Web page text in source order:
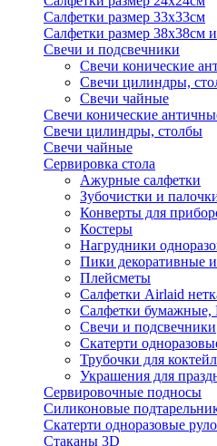
Салфетки размер 33х33см
Салфетки размер 38х38см
Свечи и подсвечники
Свечи конические
Свечи цилиндры,
Свечи чайные
Свечи конические
Свечи цилиндры, столбы
Свечи чайные
Сервировка стола
Ажурные салфетки
Зубочистки и
Конверты для
Костеры
Нагрудники
Пики декоративные
Плейсметы
Салфетки Airlaid
Салфетки
Свечи и подсвечники
Скатерти
Трубочки для
Украшения для
Сервировочные подносы
Силиконовые
Скатерти одноразовые
Стаканы 3D